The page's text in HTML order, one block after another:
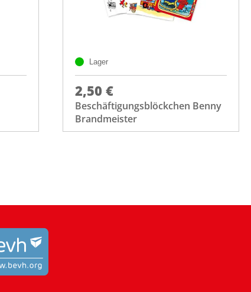
Lager
2,50 €
Beschäftigungsblöckchen Benny
Brandmeister